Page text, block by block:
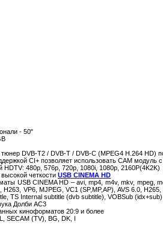
- 50"
DVB-T2 / DVB-T / DVB-C (MPEG4 H.264 HD)
CI+ позволяет использовать CAM модуль
480p, 576p, 720p, 1080i, 1080p, 2160P(4K2K)
четкости USB CINEMA HD
USB CINEMA HD – avi, mp4, m4v, mkv, mpeg,
H263, VP6, MJPEG, VC1 (SP,MP,AP), AVS 6.0,
TS Internal subtitle (dvb subtitle), VOBSub (idx+sub)
Долби AC3
киноформатов 20:9 и более
SECAM (TV), BG, DK, I